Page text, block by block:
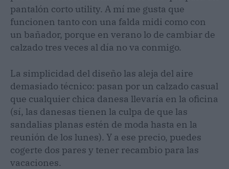
pantalón corto utility. A mí me gusta que
funcionen tanto con una falda midi como con
un bañador, porque en verano lo de cambiar de
calzado tres veces al día no va conmigo.
La simplicidad del diseño las aleja del aire
demasiado técnico: pasan por un calzado casual
que cualquier chica danesa llevaría en la oficina
(sí, las danesas tienen la culpa de que las
sandalias planas estén de moda hasta en la
reunión de los lunes). Y a ese precio, puedes
cogerte dos pares y tener recambio para las
vacaciones.